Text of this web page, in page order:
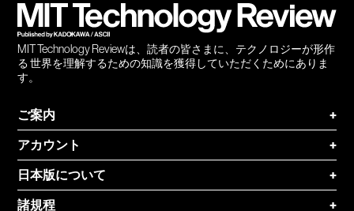
MIT Technology Reviewは、読者の皆さまに、テクノロジーが形作
る 世界を理解するための知識を獲得していただくためにありま
す。
ご案内
+
アカウント
+
日本版について
+
諸規程
+